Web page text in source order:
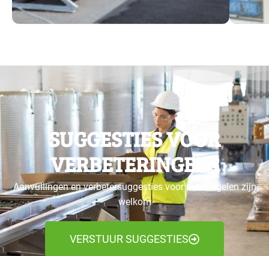
SUGGESTIES VOOR
VERBETERINGEN?
Aanvullingen en verbetersuggesties voor maatregelen zijn
welkom
VERSTUUR SUGGESTIES